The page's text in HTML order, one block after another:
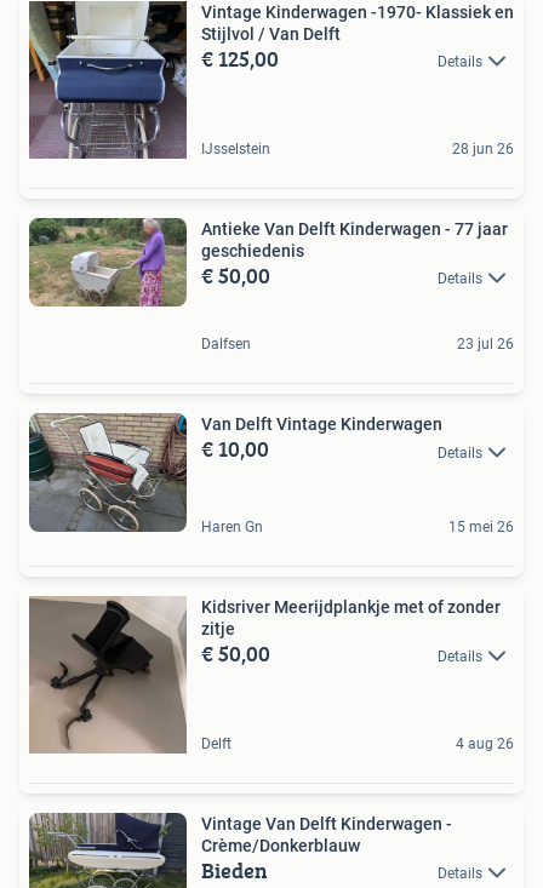
Vintage Kinderwagen -1970- Klassiek en
Stijlvol / Van Delft
€ 125,00 Details
IJsselstein 28 jun 26
Antieke Van Delft Kinderwagen - 77 jaar
geschiedenis
€ 50,00 Details
Dalfsen 23 jul 26
Van Delft Vintage Kinderwagen
€ 10,00 Details
Haren Gn 15 mei 26
Kidsriver Meerijdplankje met of zonder
zitje
€ 50,00 Details
Delft 4 aug 26
Vintage Van Delft Kinderwagen -
Crème/Donkerblauw
Bieden Details